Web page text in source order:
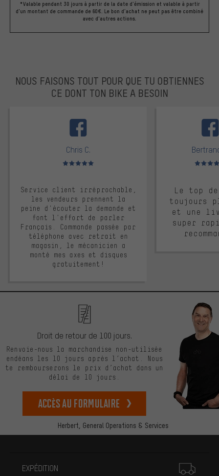
*Valable pendant 30 jours à partir de la date d'émission et valable à partir
d'un montant de commande de 60€. Le bon d'achat ne peut pas être combiné
avec d'autres actions.
NOUS FAISONS TOUT POUR QUE TU OBTIENNES
CE DONT TON BIKE A BESOIN
Chris C.
Note moyenne : 5 sur 5
Service client irréprochable,
les vendeurs prennent la
peine d'écouter la demande et
font l'effort de parler
Français. Commande passée par
téléphone avec retrait en
magasin, le mécanicien a
monté mes axes et disques
gratuitement!
Note
Le top
toujours
et une
super
Herbert, General Operations & Services
Droit de retour de 100 jours.
Renvoie-nous la marchandise non-utilisée
endéans les 10 jours après l’achat. Nous
te rembourserons le prix d’achat dans un
délai de 10 jours.
Accès au formulaire
EXPÉDITION